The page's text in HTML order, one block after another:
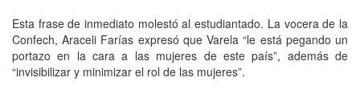
Esta frase de inmediato molestó al estudiantado. La vocera de la
Confech, Araceli Farías expresó que Varela “le está pegando un
portazo en la cara a las mujeres de este país”, además de
“invisibilizar y minimizar el rol de las mujeres”.